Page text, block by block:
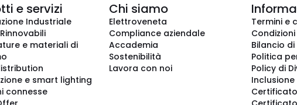
e servizi
Industriale
e materiali di
e smart lighting
connesse
Chi siamo
Elettroveneta
Compliance aziendale
Accademia
Sostenibilità
Lavora con noi
Termini e
Bilancio
Politica
Policy di
Inclusione